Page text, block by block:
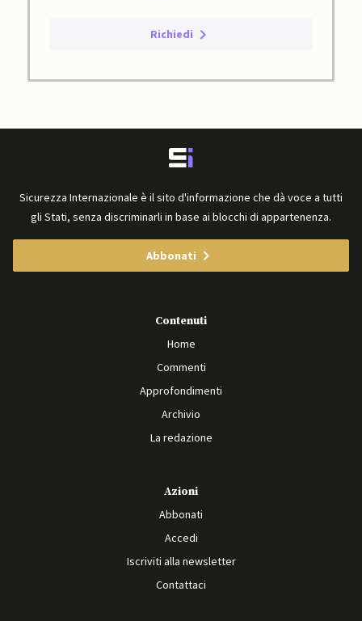
Richiedi
Sicurezza Internazionale è il sito d'informazione che dà voce a tutti
gli Stati, senza discriminarli in base ai blocchi di appartenenza.
Abbonati
Contenuti
Home
Commenti
Approfondimenti
Archivio
La redazione
Azioni
Abbonati
Accedi
Iscriviti alla newsletter
Contattaci